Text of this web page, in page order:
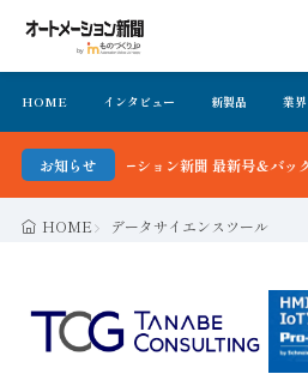
HOME インタビュー 新製品 業
お知らせ
オートメーション新聞 最新号＆バックナン
HOME データサイエンスツール